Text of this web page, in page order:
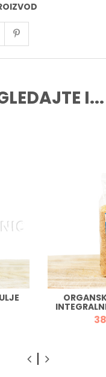
I...